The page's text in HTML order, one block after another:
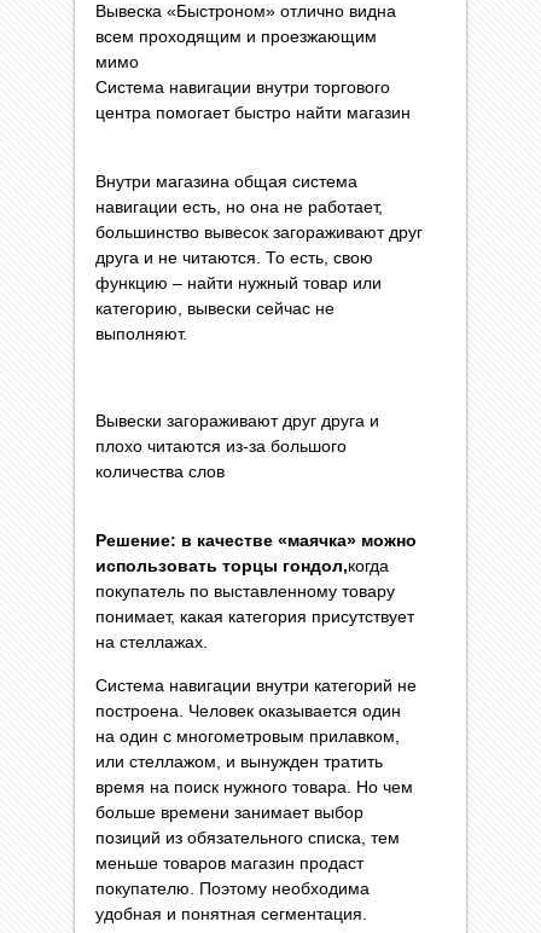
Вывеска «Быстроном» отлично видна
всем проходящим и проезжающим
мимо
Система навигации внутри торгового
центра помогает быстро найти магазин
Внутри магазина общая система
навигации есть, но она не работает,
большинство вывесок загораживают друг
друга и не читаются. То есть, свою
функцию – найти нужный товар или
категорию, вывески сейчас не
выполняют.
Вывески загораживают друг друга и
плохо читаются из-за большого
количества слов
Решение: в качестве «маячка» можно
использовать торцы гондол,когда
покупатель по выставленному товару
понимает, какая категория присутствует
на стеллажах.
Система навигации внутри категорий не
построена. Человек оказывается один
на один с многометровым прилавком,
или стеллажом, и вынужден тратить
время на поиск нужного товара. Но чем
больше времени занимает выбор
позиций из обязательного списка, тем
меньше товаров магазин продаст
покупателю. Поэтому необходима
удобная и понятная сегментация.